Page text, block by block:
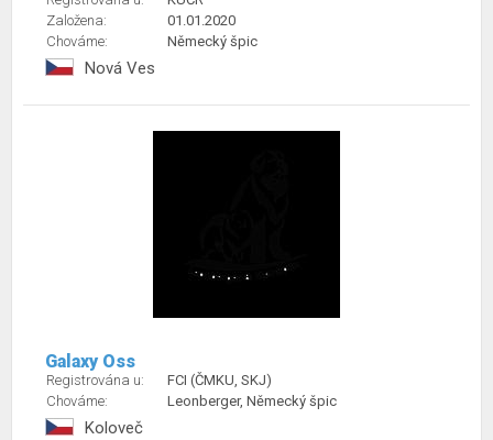
Založena:
01.01.2020
Chováme:
Německý špic
Nová Ves
Galaxy Oss
Registrována u:
FCI (ČMKU, SKJ)
Chováme:
Leonberger, Německý špic
Koloveč